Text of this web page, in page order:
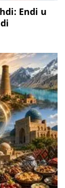
Endi u